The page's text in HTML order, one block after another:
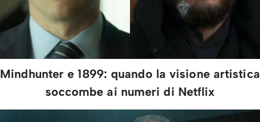
Mindhunter e 1899: quando la visione artistica
soccombe ai numeri di Netflix